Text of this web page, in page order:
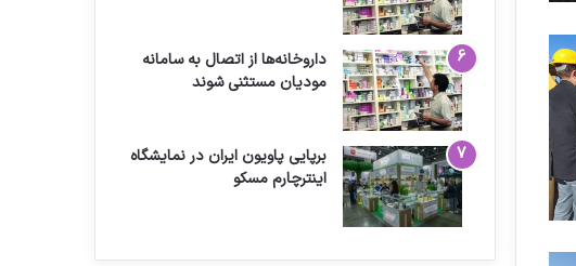
داروخانه‌ها از اتصال به سامانه
مودیان مستثنی شوند
برپایی پاویون ایران در نمایشگاه
اینترچارم مسکو